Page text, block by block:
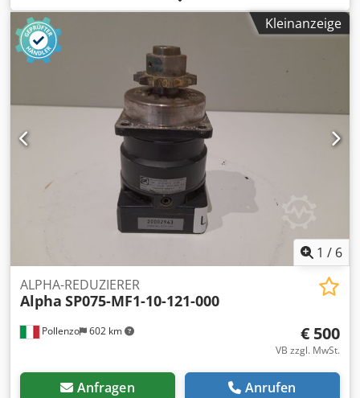
getestet - Kompatible Maschine: - Bei Interesse bieten wir
einen Überholungsservice an, bitte kontaktieren Sie uns.
4KG 36X26X21 Dcjdpfx Aoymd Ecefijk
Kleinanzeige
1 / 6
Pollenzo 602 km
ALPHA-REDUZIERER
Alpha SP075-MF1-10-121-000
€ 500
VB zzgl. MwSt.
Anfragen Anrufen